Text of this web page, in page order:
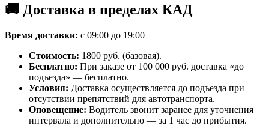
🚚 Доставка в пределах КАД
Время доставки: с 09:00 до 19:00
Стоимость: 1800 руб. (базовая).
Бесплатно: При заказе от 100 000 руб. доставка «до
подъезда» — бесплатно.
Условия: Доставка осуществляется до подъезда при
отсутствии препятствий для автотранспорта.
Оповещение: Водитель звонит заранее для уточнения
интервала и дополнительно — за 1 час до прибытия.